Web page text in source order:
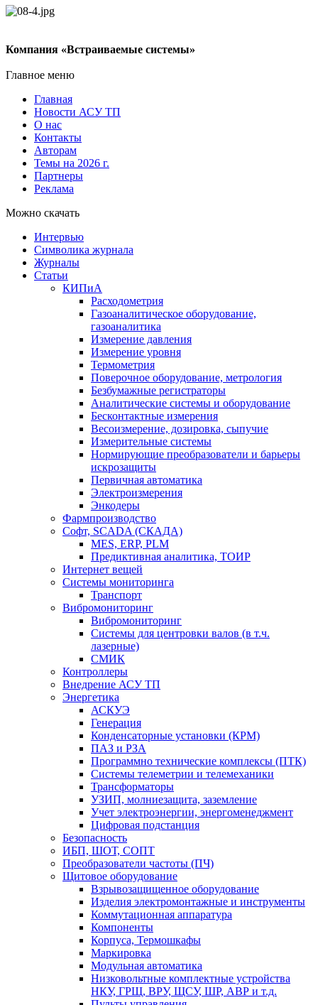
Компания «Встраиваемые системы»
Главное меню
Главная
Новости АСУ ТП
О нас
Контакты
Авторам
Темы на 2026 г.
Партнеры
Реклама
Можно скачать
Интервью
Символика журнала
Журналы
Статьи
КИПиА
Расходометрия
Газоаналитическое оборудование,
газоаналитика
Измерение давления
Измерение уровня
Термометрия
Поверочное оборудование, метрология
Безбумажные регистраторы
Аналитические системы и оборудование
Бесконтактные измерения
Весоизмерение, дозировка, сыпучие
Измерительные системы
Нормирующие преобразователи и барьеры
искрозащиты
Первичная автоматика
Электроизмерения
Энкодеры
Фармпроизводство
Софт, SCADA (СКАДА)
MES, ERP, PLM
Предиктивная аналитика, ТОИР
Интернет вещей
Системы мониторинга
Транспорт
Вибромониторинг
Вибромониторинг
Системы для центровки валов (в т.ч.
лазерные)
СМИК
Контроллеры
Внедрение АСУ ТП
Энергетика
АСКУЭ
Генерация
Конденсаторные установки (КРМ)
ПАЗ и РЗА
Программно технические комплексы (ПТК)
Системы телеметрии и телемеханики
Трансформаторы
УЗИП, молниезащита, заземление
Учет электроэнергии, энергоменеджмент
Цифровая подстанция
Безопасность
ИБП, ШОТ, СОПТ
Преобразователи частоты (ПЧ)
Щитовое оборудование
Взрывозащищенное оборудование
Изделия электромонтажные и инструменты
Коммутационная аппаратура
Компоненты
Корпуса, Термошкафы
Маркировка
Модульная автоматика
Низковольтные комплектные устройства
НКУ, ГРЩ, ВРУ, ЩСУ, ШР, АВР и т.д.